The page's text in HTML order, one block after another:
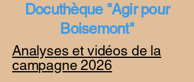
Docuthèque "Agir pour
Boisemont"
Analyses et vidéos de la
campagne 2026